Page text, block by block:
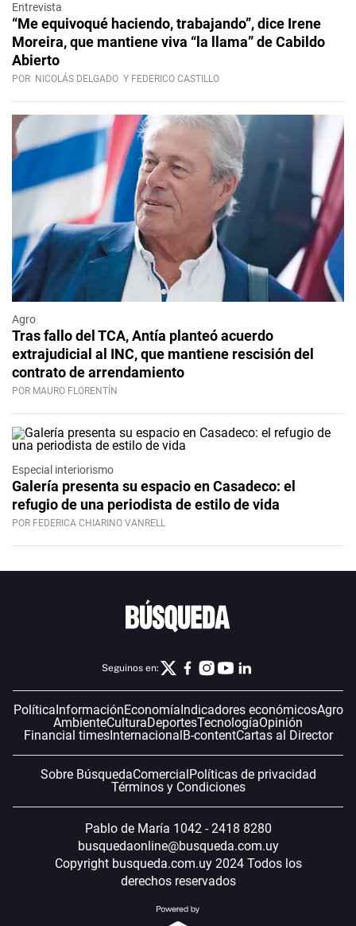
Entrevista
“Me equivoqué haciendo, trabajando”, dice Irene
Moreira, que mantiene viva “la llama” de Cabildo
Abierto
POR NICOLÁS DELGADO Y FEDERICO CASTILLO
Agro
Tras fallo del TCA, Antía planteó acuerdo
extrajudicial al INC, que mantiene rescisión del
contrato de arrendamiento
POR MAURO FLORENTÍN
Especial interiorismo
Galería presenta su espacio en Casadeco: el
refugio de una periodista de estilo de vida
POR FEDERICA CHIARINO VANRELL
Seguinos en:
PolíticaInformaciónEconomíaIndicadores económicosAgro
AmbienteCulturaDeportesTecnologíaOpinión
Financial timesInternacionalB-contentCartas al Director
Sobre BúsquedaComercialPolíticas de privacidad
Términos y Condiciones
Pablo de María 1042 - 2418 8280
busquedaonline@busqueda.com.uy
Copyright busqueda.com.uy 2024 Todos los
derechos reservados